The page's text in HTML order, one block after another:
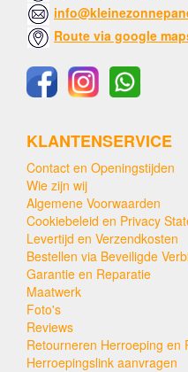
Route via google
KLANTENSERVICE
Contact en Openingstijden
Wie zijn wij
Algemene Voorwaarden
Cookiebeleid en Privacy
Levertijd en Verzendkosten
Bestellen via Beveiligde
Garantie en Reparatie
Maatwerk
Foto's
Reviews
Retourneren Herroeping en
Herroepingslink aanvragen